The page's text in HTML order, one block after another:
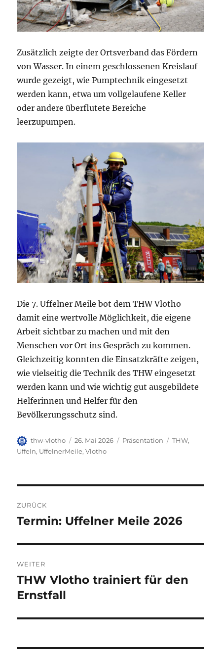
Zusätzlich zeigte der Ortsverband das Fördern
von Wasser. In einem geschlossenen Kreislauf
wurde gezeigt, wie Pumptechnik eingesetzt
werden kann, etwa um vollgelaufene Keller
oder andere überflutete Bereiche
leerzupumpen.
Die 7. Uffelner Meile bot dem THW Vlotho
damit eine wertvolle Möglichkeit, die eigene
Arbeit sichtbar zu machen und mit den
Menschen vor Ort ins Gespräch zu kommen.
Gleichzeitig konnten die Einsatzkräfte zeigen,
wie vielseitig die Technik des THW eingesetzt
werden kann und wie wichtig gut ausgebildete
Helferinnen und Helfer für den
Bevölkerungsschutz sind.
Autor
thw-vlotho
Veröffentlicht
am
26. Mai 2026 Kategorien
Präsentation Schlagwörter
THW,
Uffeln, UffelnerMeile,Vlotho
ZURÜCK
Vorheriger
Termin: Uffelner Meile 2026
WEITER
Nächster
Beitrag:
THW Vlotho trainiert für den
Ernstfall